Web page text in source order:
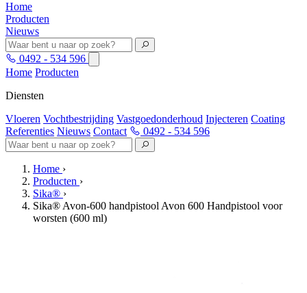
Home
Producten
Nieuws
0492 - 534 596
Home Producten
Diensten
Vloeren Vochtbestrijding Vastgoedonderhoud Injecteren Coating
Referenties Nieuws Contact 0492 - 534 596
Home ›
Producten ›
Sika® ›
Sika® Avon-600 handpistool Avon 600 Handpistool voor
worsten (600 ml)